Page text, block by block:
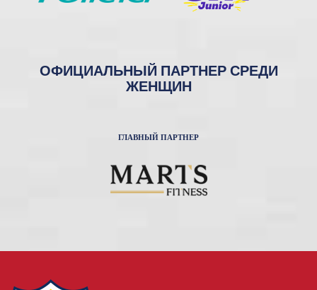
ОФИЦИАЛЬНЫЙ ПАРТНЕР СРЕДИ
ЖЕНЩИН
ГЛАВНЫЙ ПАРТНЕР